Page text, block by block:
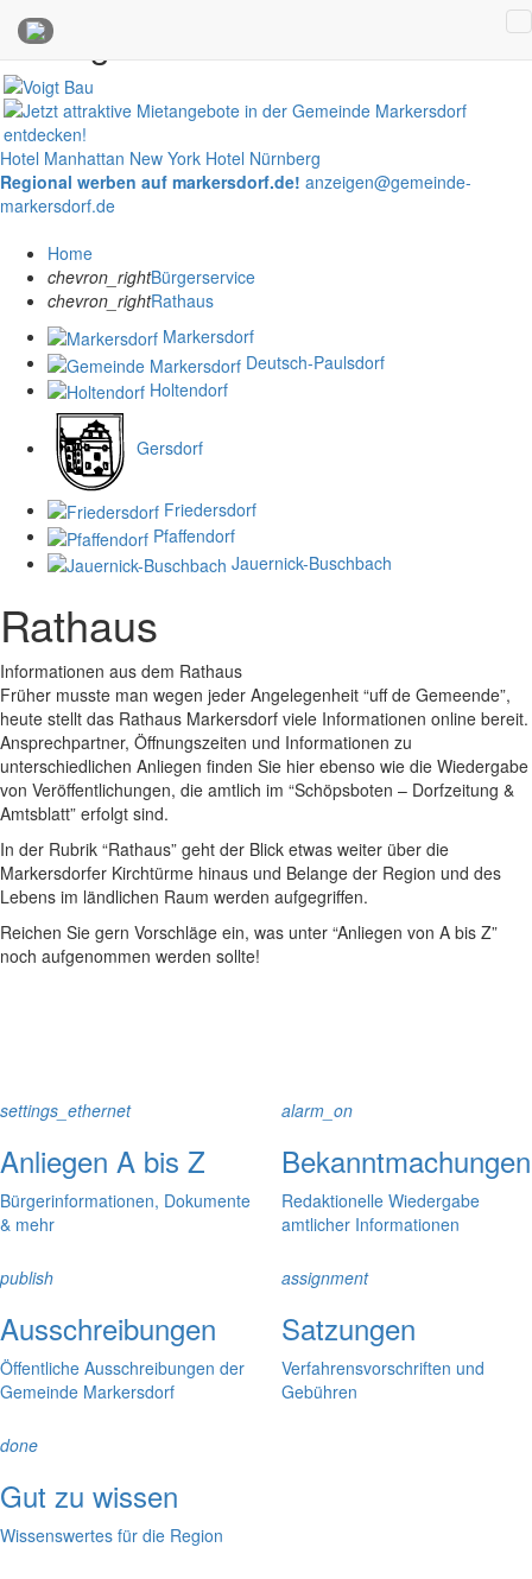
Anzeigen
Hotel Manhattan New York Hotel Nürnberg
Regional werben auf markersdorf.de! anzeigen@gemeinde-
markersdorf.de
Home
chevron_rightBürgerservice
chevron_rightRathaus
Markersdorf
Deutsch-Paulsdorf
Holtendorf
Gersdorf
Friedersdorf
Pfaffendorf
Jauernick-Buschbach
Rathaus
Informationen aus dem Rathaus
Früher musste man wegen jeder Angelegenheit “uff de Gemeende”,
heute stellt das Rathaus Markersdorf viele Informationen online bereit.
Ansprechpartner, Öffnungszeiten und Informationen zu
unterschiedlichen Anliegen finden Sie hier ebenso wie die Wiedergabe
von Veröffentlichungen, die amtlich im “Schöpsboten – Dorfzeitung &
Amtsblatt” erfolgt sind.
In der Rubrik “Rathaus” geht der Blick etwas weiter über die
Markersdorfer Kirchtürme hinaus und Belange der Region und des
Lebens im ländlichen Raum werden aufgegriffen.
Reichen Sie gern Vorschläge ein, was unter “Anliegen von A bis Z”
noch aufgenommen werden sollte!
settings_ethernet
Anliegen A bis Z
Bürgerinformationen, Dokumente
& mehr
alarm_on
Bekanntmachungen
Redaktionelle Wiedergabe
amtlicher Informationen
publish
Ausschreibungen
Öffentliche Ausschreibungen der
Gemeinde Markersdorf
assignment
Satzungen
Verfahrensvorschriften und
Gebühren
done
Gut zu wissen
Wissenswertes für die Region